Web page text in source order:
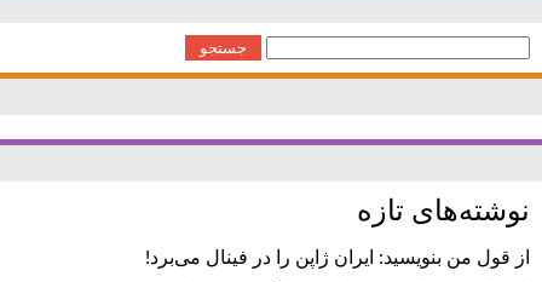
برای:
نوشته‌های تازه
از قول من بنویسید: ایران ژاپن را در فینال می‌برد!